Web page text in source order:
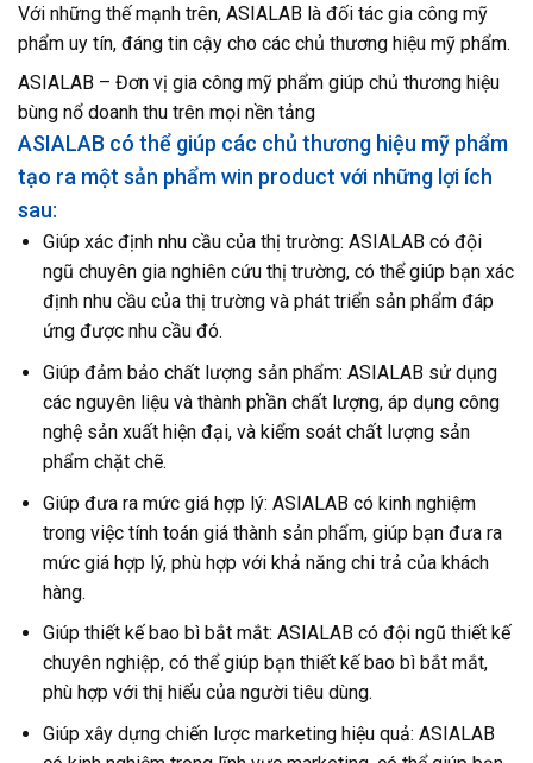
Với những thế mạnh trên, ASIALAB là đối tác gia công mỹ
phẩm uy tín, đáng tin cậy cho các chủ thương hiệu mỹ phẩm.
ASIALAB – Đơn vị gia công mỹ phẩm giúp chủ thương hiệu
bùng nổ doanh thu trên mọi nền tảng
ASIALAB có thể giúp các chủ thương hiệu mỹ phẩm
tạo ra một sản phẩm win product với những lợi ích
sau:
Giúp xác định nhu cầu của thị trường: ASIALAB có đội
ngũ chuyên gia nghiên cứu thị trường, có thể giúp bạn xác
định nhu cầu của thị trường và phát triển sản phẩm đáp
ứng được nhu cầu đó.
Giúp đảm bảo chất lượng sản phẩm: ASIALAB sử dụng
các nguyên liệu và thành phần chất lượng, áp dụng công
nghệ sản xuất hiện đại, và kiểm soát chất lượng sản
phẩm chặt chẽ.
Giúp đưa ra mức giá hợp lý: ASIALAB có kinh nghiệm
trong việc tính toán giá thành sản phẩm, giúp bạn đưa ra
mức giá hợp lý, phù hợp với khả năng chi trả của khách
hàng.
Giúp thiết kế bao bì bắt mắt: ASIALAB có đội ngũ thiết kế
chuyên nghiệp, có thể giúp bạn thiết kế bao bì bắt mắt,
phù hợp với thị hiếu của người tiêu dùng.
Giúp xây dựng chiến lược marketing hiệu quả: ASIALAB